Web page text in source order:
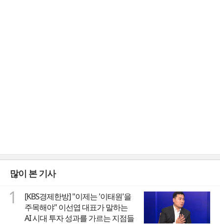
많이 본 기사
1
[KBS경제한방] "이제는 '이태원'을
주목해야" 이선엽 대표가 말하는
AI 시대 투자 성과를 가르는 지점들